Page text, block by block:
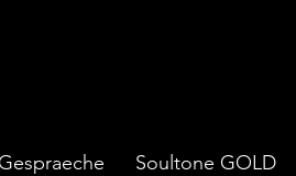
Gespraeche Soultone GOLD